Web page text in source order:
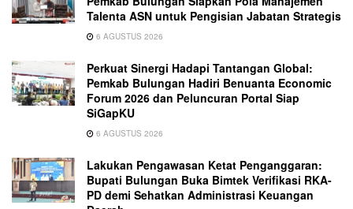
Talenta ASN untuk Pengisian Jabatan Strategis
6 AGUSTUS 2026
Perkuat Sinergi Hadapi Tantangan Global:
Pemkab Bulungan Hadiri Benuanta Economic
Forum 2026 dan Peluncuran Portal Siap
SiGapKU
6 AGUSTUS 2026
Lakukan Pengawasan Ketat Penganggaran:
Bupati Bulungan Buka Bimtek Verifikasi RKA-
PD demi Sehatkan Administrasi Keuangan